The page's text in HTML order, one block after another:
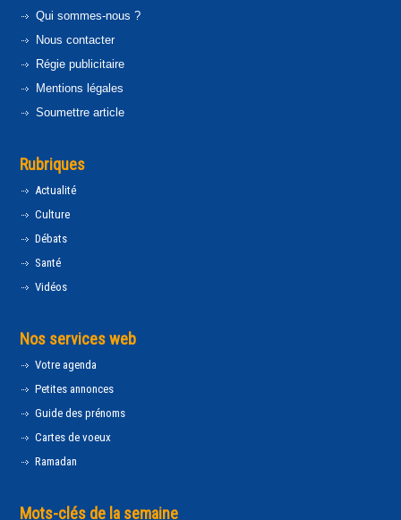
Qui sommes-nous ?
Nous contacter
Régie publicitaire
Mentions légales
Soumettre article
Rubriques
Actualité
Culture
Débats
Santé
Vidéos
Nos services web
Votre agenda
Petites annonces
Guide des prénoms
Cartes de voeux
Ramadan
Mots-clés de la semaine